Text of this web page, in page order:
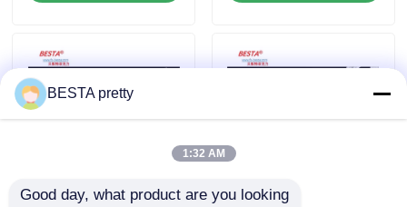
Ειδήσεις
Ζητήστε μια προσφορά
BESTA pretty
1:32 AM
Good day, what product are you looking